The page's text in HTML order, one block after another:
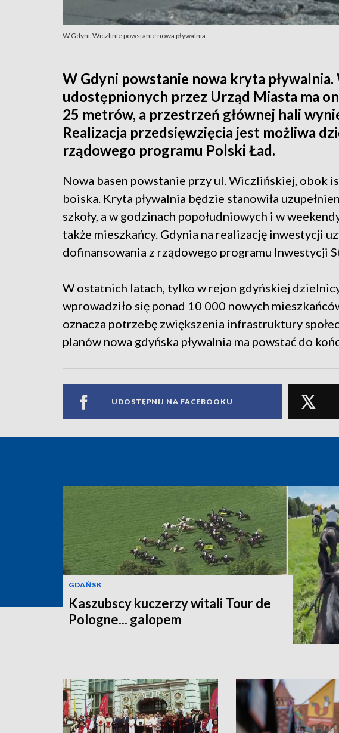
W Gdyni-Wiczlinie powstanie nowa pływalnia
W Gdyni powstanie nowa kryta
udostępnionych przez Urząd Miasta ma
25 metrów, a przestrzeń głównej hali
Realizacja przedsięwzięcia jest możliwa
rządowego programu Polski Ład.
Nowa basen powstanie przy ul. Wiczlińskiej, obok
boiska. Kryta pływalnia będzie stanowiła
szkoły, a w godzinach popołudniowych i w
także mieszkańcy. Gdynia na realizację inwestycji
dofinansowania z rządowego programu Inwestycji
W ostatnich latach, tylko w rejon gdyńskiej
wprowadziło się ponad 10 000 nowych
oznacza potrzebę zwiększenia infrastruktury
planów nowa gdyńska pływalnia ma powstać do
UDOSTĘPNIJ NA FACEBOOKU
GDAŃSK
Kaszubscy kuczerzy witali Tour de
Pologne... galopem